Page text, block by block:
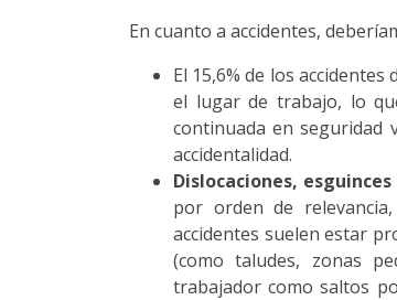
En cuanto a accidentes,
El 15,6% de los
el lugar de trabajo, lo
continuada en seguridad
accidentalidad.
Dislocaciones,
por orden de
accidentes suelen estar
(como taludes, zonas
trabajador como saltos